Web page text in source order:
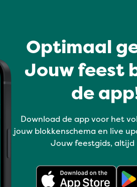
programma
Optimaal
Jouw feest
de
Download de app voor het
jouw blokkenschema en live
Jouw feestgids, altijd